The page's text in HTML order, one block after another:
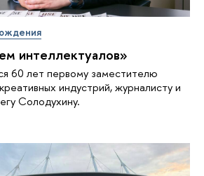
интеллектуалов»
60 лет первому заместителю
индустрий, журналисту и
Солодухину.